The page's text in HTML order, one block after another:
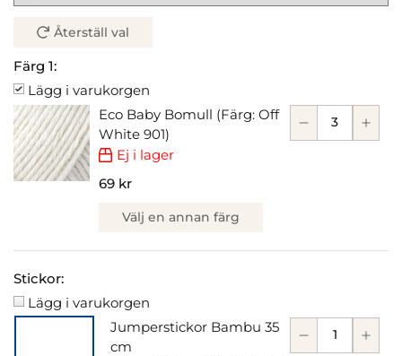
Återställ val
Färg 1:
Lägg i varukorgen
Eco Baby Bomull (Färg: Off
White 901)
Ej i lager
69 kr
Välj en annan färg
Stickor:
Lägg i varukorgen
Jumperstickor Bambu 35
cm